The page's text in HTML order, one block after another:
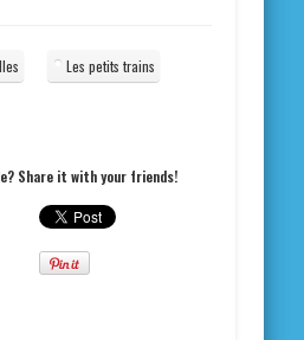
Les petits trains
Share it with your friends!